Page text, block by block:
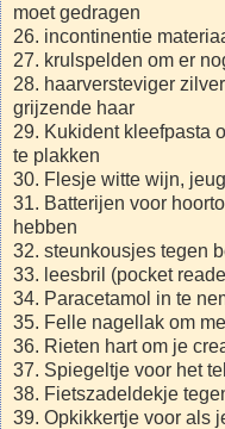
moet gedragen
26. incontinentie
27. krulspelden om er
28. haarversteviger
grijzende haar
29. Kukident kleefpasta
te plakken
30. Flesje witte wijn,
31. Batterijen voor
hebben
32. steunkousjes tegen
33. leesbril (pocket
34. Paracetamol in te
35. Felle nagellak om
36. Rieten hart om je
37. Spiegeltje voor het
38. Fietszadeldekje
39. Opkikkertje voor als